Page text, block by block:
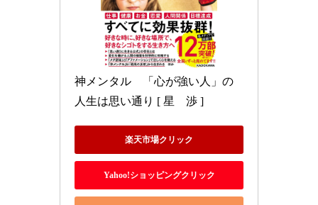
神メンタル　「心が強い人」の
人生は思い通り [ 星　渉 ]
楽天市場クリック
Yahoo!ショッピングクリック